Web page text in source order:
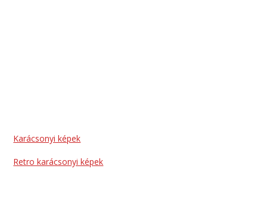
Karácsonyi képek
Retro karácsonyi képek